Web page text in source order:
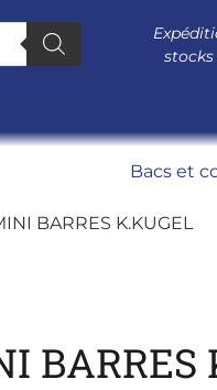
Bacs et
BARRES K.KUGEL
BARRES